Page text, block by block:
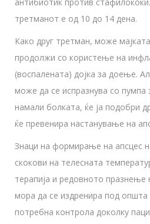
третманот е од 10 до 14 дена.
Како друг третман, може
продолжи со користење на
(воспалената) дојка за доење.
може да се испразнува со пумпа
намали болката, ќе ја подобри
ќе превенира настанување на
Знаци на формирање на апсцес
скокови на телесната
терапија и редовното празнење
мора да се издренира под општа
потребна контрола доколку